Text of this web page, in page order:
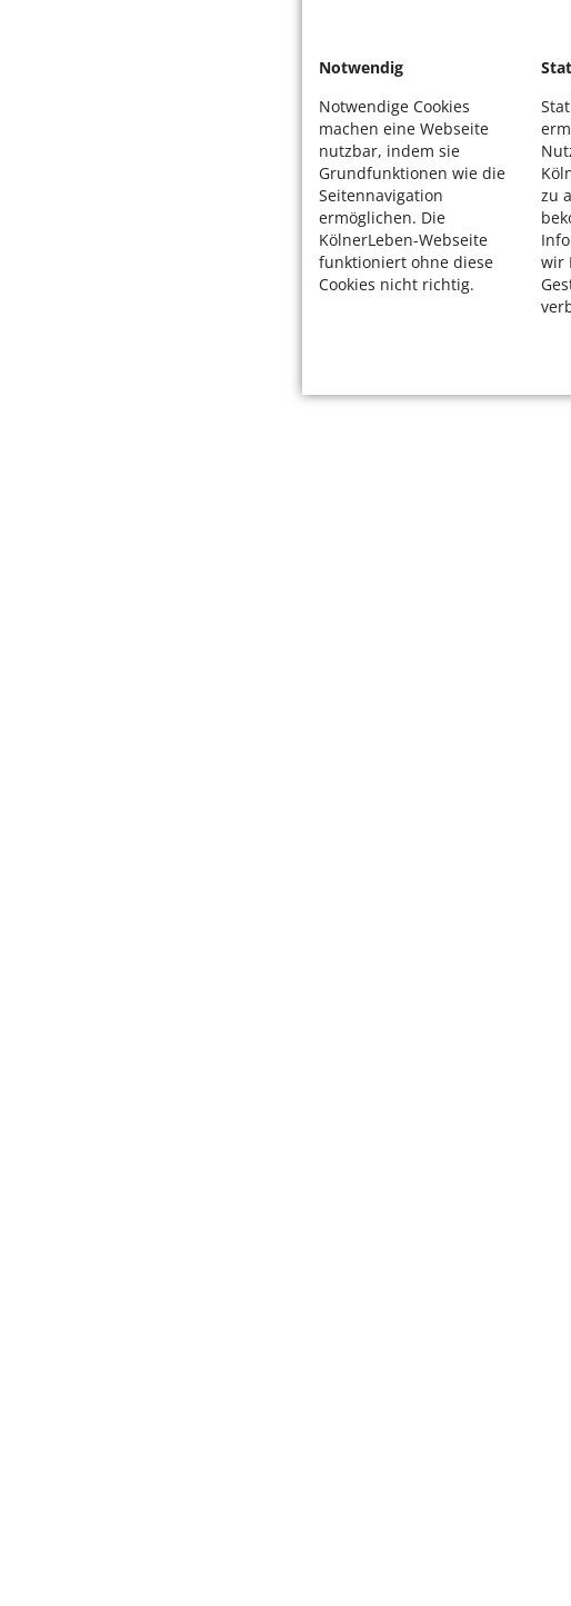
Notwendig
Notwendige Cookies
machen eine Webseite
nutzbar, indem sie
Grundfunktionen wie die
Seitennavigation
ermöglichen. Die
KölnerLeben-Webseite
funktioniert ohne diese
Cookies nicht richtig.
zu
wir